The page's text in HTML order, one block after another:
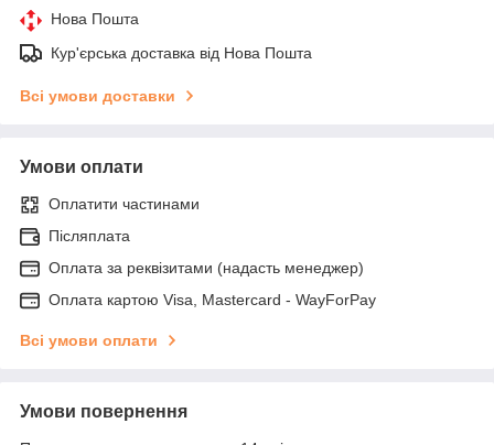
Нова Пошта
Кур'єрська доставка від Нова Пошта
Всі умови доставки
Умови оплати
Оплатити частинами
Післяплата
Оплата за реквізитами (надасть менеджер)
Оплата картою Visa, Mastercard - WayForPay
Всі умови оплати
Умови повернення